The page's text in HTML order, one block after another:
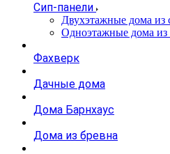
Сип-панели
Двухэтажные дома из
Одноэтажные дома из
Фахверк
Дачные дома
Дома Барнхаус
Дома из бревна